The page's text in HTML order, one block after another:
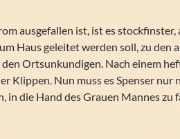
ausgefallen ist, ist es stockfinster,
Haus geleitet werden soll, zu den
Ortsunkundigen. Nach einem
Klippen. Nun muss es Spenser nur
in die Hand des Grauen Mannes zu